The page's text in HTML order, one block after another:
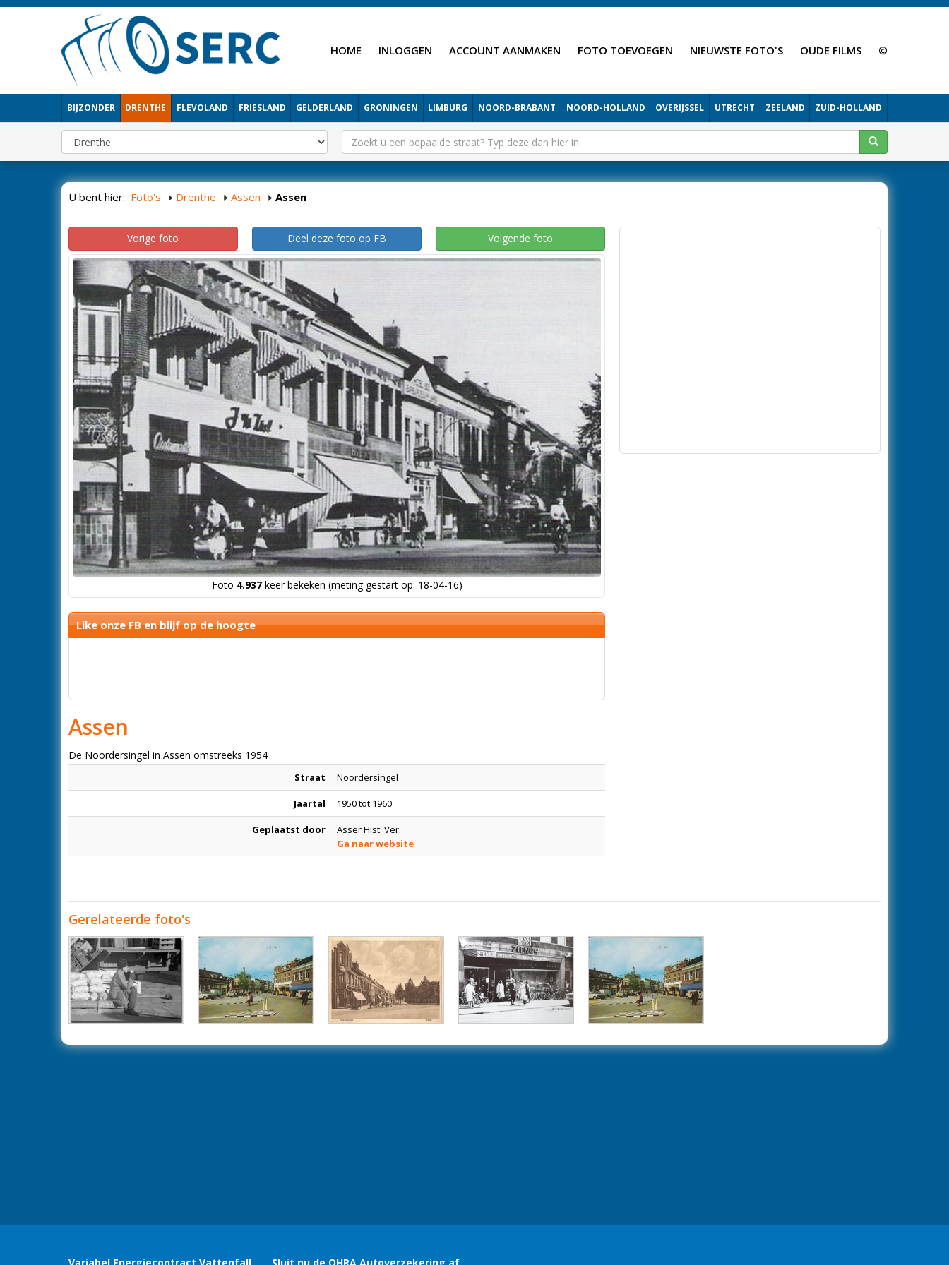
HOME INLOGGEN ACCOUNT AANMAKEN FOTO TOEVOEGEN NIEUWSTE FOTO'S OUDE FILMS ©
BIJZONDER DRENTHE FLEVOLAND FRIESLAND GELDERLAND GRONINGEN LIMBURG NOORD-BRABANT NOORD-HOLLAND OVERIJSSEL UTRECHT ZEELAND ZUID-HOLLAND
U bent hier: Foto's Drenthe Assen Assen
Vorige foto Deel deze foto op FB Volgende foto
Foto 4.937keer bekeken (meting gestart op: 18-04-16)
Like onze FB en blijf op de hoogte
Assen
De Noordersingel in Assen omstreeks 1954
Straat Noordersingel
Jaartal 1950 tot 1960
Geplaatst door
Asser Hist. Ver.
Ga naar website
Gerelateerde foto's